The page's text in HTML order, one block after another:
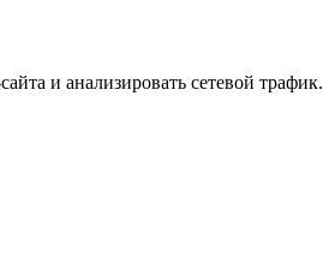
и анализировать сетевой трафик.